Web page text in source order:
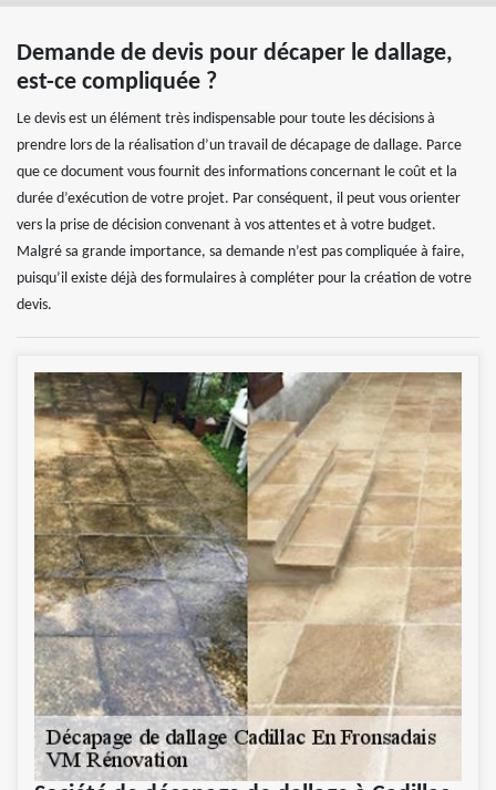
Demande de devis pour décaper le dallage,
est-ce compliquée ?
Le devis est un élément très indispensable pour toute les décisions à
prendre lors de la réalisation d’un travail de décapage de dallage. Parce
que ce document vous fournit des informations concernant le coût et la
durée d’exécution de votre projet. Par conséquent, il peut vous orienter
vers la prise de décision convenant à vos attentes et à votre budget.
Malgré sa grande importance, sa demande n’est pas compliquée à faire,
puisqu’il existe déjà des formulaires à compléter pour la création de votre
devis.